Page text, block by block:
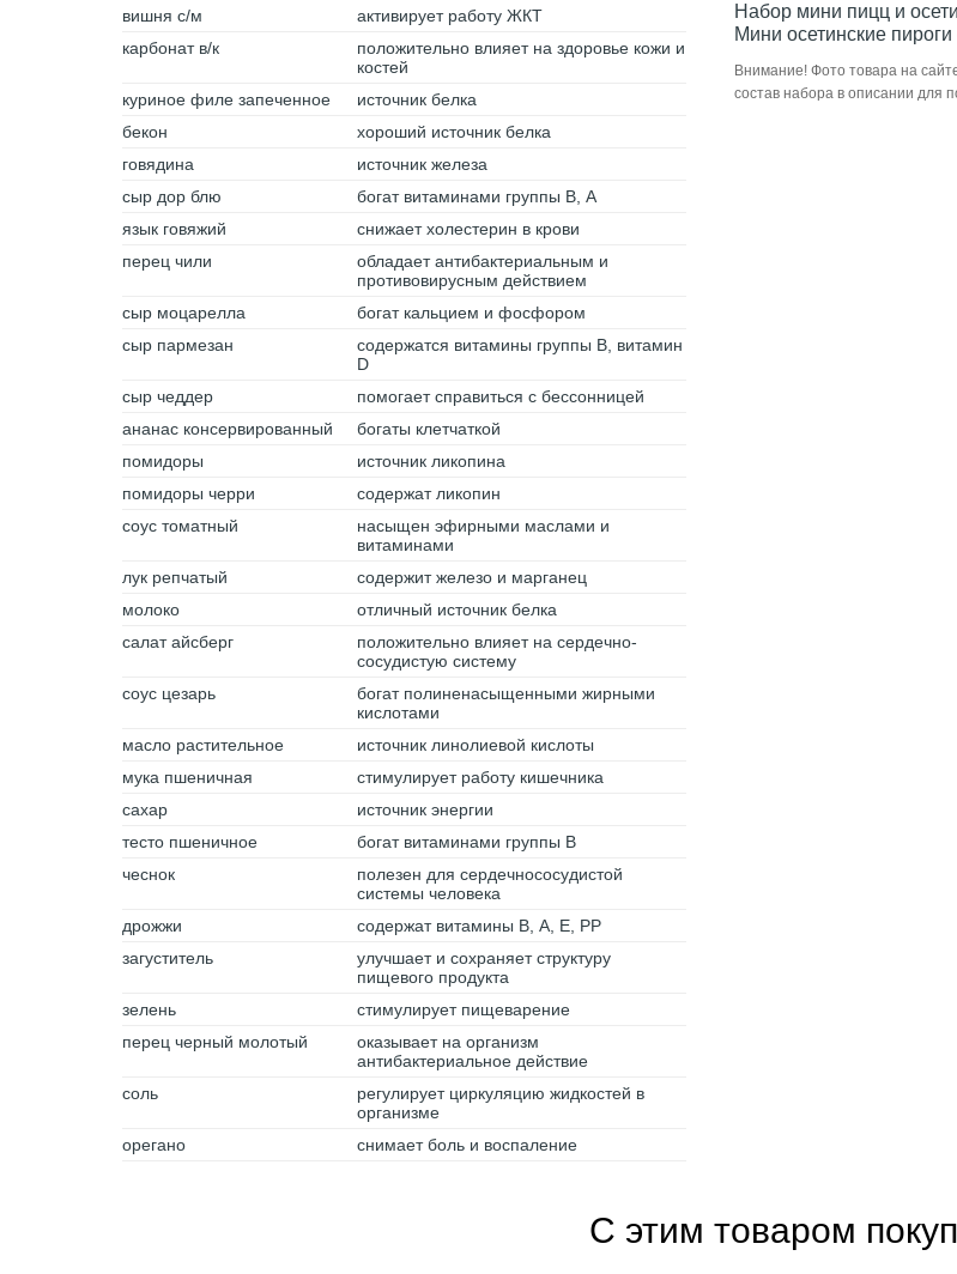
вишня с/м
активирует работу ЖКТ
карбонат в/к
положительно влияет на здоровье кожи и
костей
куриное филе запеченное
источник белка
бекон
хороший источник белка
говядина
источник железа
сыр дор блю
богат витаминами группы В, А
язык говяжий
снижает холестерин в крови
перец чили
обладает антибактериальным и
противовирусным действием
сыр моцарелла
богат кальцием и фосфором
сыр пармезан
содержатся витамины группы B, витамин
D
сыр чеддер
помогает справиться с бессонницей
ананас консервированный
богаты клетчаткой
помидоры
источник ликопина
помидоры черри
содержат ликопин
соус томатный
насыщен эфирными маслами и
витаминами
лук репчатый
содержит железо и марганец
молоко
отличный источник белка
салат айсберг
положительно влияет на сердечно-
сосудистую систему
соус цезарь
богат полиненасыщенными жирными
кислотами
масло растительное
источник линолиевой кислоты
мука пшеничная
стимулирует работу кишечника
сахар
источник энергии
тесто пшеничное
богат витаминами группы В
чеснок
полезен для сердечнососудистой
системы человека
дрожжи
содержат витамины В, А, Е, РР
загуститель
улучшает и сохраняет структуру
пищевого продукта
зелень
стимулирует пищеварение
перец черный молотый
оказывает на организм
антибактериальное действие
соль
регулирует циркуляцию жидкостей в
организме
орегано
снимает боль и воспаление
Набор мини пицц и
Мини осетинские
Внимание! Фото товара на
состав набора в описании для
С этим товаром